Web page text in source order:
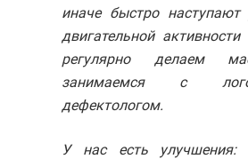
иначе быстро
двигательной
регулярно делаем
занимаемся с
дефектологом.
У нас есть улучшения: